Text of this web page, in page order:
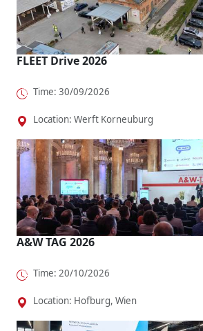
o...
FLEET Drive 2026
Time: 30/09/2026
Location: Werft Korneuburg
A&W TAG 2026
Time: 20/10/2026
Location: Hofburg, Wien